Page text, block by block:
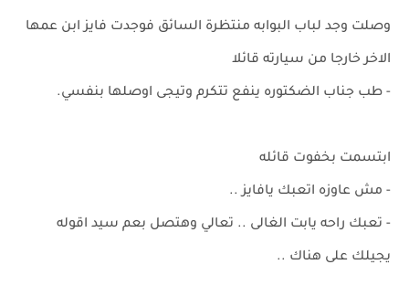
وصلت وجد لباب البوابه منتظرة السائق فوجدت فايز ابن عمها
الاخر خارجا من سيارته قائلا
- طب جناب الضكتوره ينفع تتكرم وتيجى اوصلها بنفسي.
ابتسمت بخفوت قائله
- مش عاوزه اتعبك يافايز ..
- تعبك راحه يابت الغالى .. تعالي وهتصل بعم سيد اقوله
يجيلك على هناك ..